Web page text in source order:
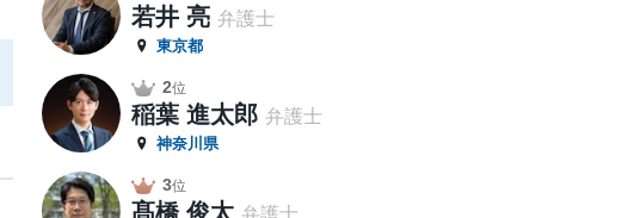
若井 亮 弁護士
東京都
2位
稲葉 進太郎 弁護士
神奈川県
3位
髙橋 俊太 弁護士